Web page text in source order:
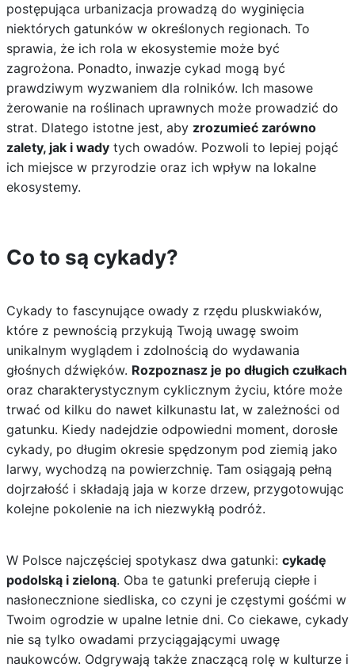
postępująca urbanizacja prowadzą do wyginięcia
niektórych gatunków w określonych regionach. To
sprawia, że ich rola w ekosystemie może być
zagrożona. Ponadto, inwazje cykad mogą być
prawdziwym wyzwaniem dla rolników. Ich masowe
żerowanie na roślinach uprawnych może prowadzić do
strat. Dlatego istotne jest, aby zrozumieć zarówno
zalety, jak i wadytych owadów. Pozwoli to lepiej pojąć
ich miejsce w przyrodzie oraz ich wpływ na lokalne
ekosystemy.
Co to są cykady?
Cykady to fascynujące owady z rzędu pluskwiaków,
które z pewnością przykują Twoją uwagę swoim
unikalnym wyglądem i zdolnością do wydawania
głośnych dźwięków. Rozpoznasz je po długich czułkach
oraz charakterystycznym cyklicznym życiu, które może
trwać od kilku do nawet kilkunastu lat, w zależności od
gatunku. Kiedy nadejdzie odpowiedni moment, dorosłe
cykady, po długim okresie spędzonym pod ziemią jako
larwy, wychodzą na powierzchnię. Tam osiągają pełną
dojrzałość i składają jaja w korze drzew, przygotowując
kolejne pokolenie na ich niezwykłą podróż.
W Polsce najczęściej spotykasz dwa gatunki: cykadę
podolską i zieloną. Oba te gatunki preferują ciepłe i
nasłonecznione siedliska, co czyni je częstymi gośćmi w
Twoim ogrodzie w upalne letnie dni. Co ciekawe, cykady
nie są tylko owadami przyciągającymi uwagę
naukowców. Odgrywają także znaczącą rolę w kulturze i